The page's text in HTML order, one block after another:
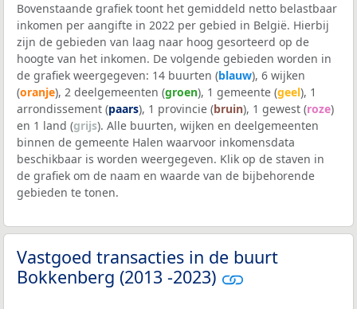
Bovenstaande grafiek toont het gemiddeld netto belastbaar
inkomen per aangifte in 2022 per gebied in België. Hierbij
zijn de gebieden van laag naar hoog gesorteerd op de
hoogte van het inkomen. De volgende gebieden worden in
de grafiek weergegeven: 14 buurten (blauw), 6 wijken
(oranje), 2 deelgemeenten (groen), 1 gemeente (geel), 1
arrondissement (paars), 1 provincie (bruin), 1 gewest (roze)
en 1 land (grijs). Alle buurten, wijken en deelgemeenten
binnen de gemeente Halen waarvoor inkomensdata
beschikbaar is worden weergegeven. Klik op de staven in
de grafiek om de naam en waarde van de bijbehorende
gebieden te tonen.
Vastgoed transacties in de buurt
Bokkenberg (2013 -2023)